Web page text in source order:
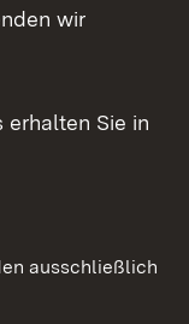
wir
erhalten Sie in
ausschließlich